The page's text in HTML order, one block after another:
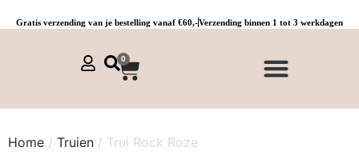
Gratis verzending van je bestelling vanaf €60,-Verzending binnen 1 tot 3 werkdagen
0
Home / Truien / Trui Rock Roze